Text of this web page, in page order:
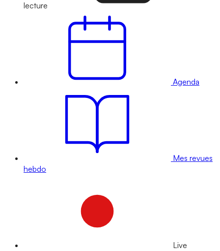
lecture
Agenda
Mes revues
hebdo
Live